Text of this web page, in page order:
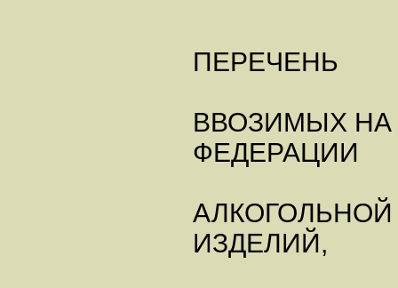
ПЕРЕЧЕНЬ
ВВОЗИМЫХ
ФЕДЕРАЦИИ
АЛКОГОЛЬНОЙ
ИЗДЕЛИЙ,